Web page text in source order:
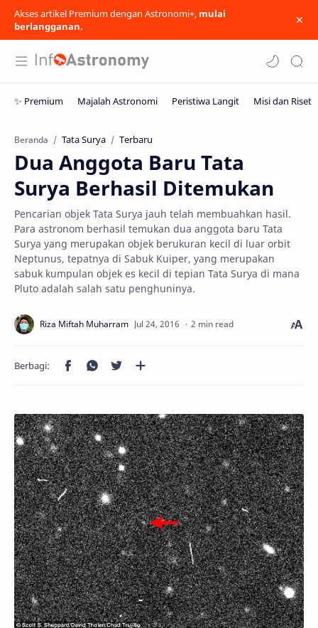
Akses artikel Premium dengan Astronomi+, mulai
berlangganan.
Beranda Tata Surya Terbaru
Dua Anggota Baru Tata
Surya Berhasil Ditemukan
Pencarian objek Tata Surya jauh telah membuahkan hasil.
Para astronom berhasil temukan dua anggota baru Tata
Surya yang merupakan objek berukuran kecil di luar orbit
Neptunus, tepatnya di Sabuk Kuiper, yang merupakan
sabuk kumpulan objek es kecil di tepian Tata Surya di mana
Pluto adalah salah satu penghuninya.
2 min read